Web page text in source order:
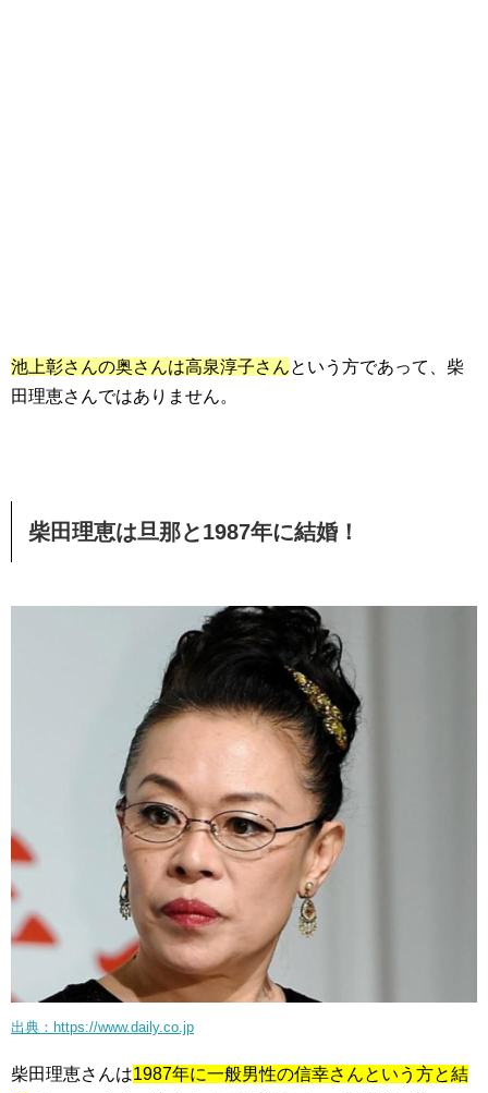
池上彰さんの奥さんは高泉淳子さんという方であって、柴
田理恵さんではありません。
柴田理恵は旦那と1987年に結婚！
出典：https://www.daily.co.jp
柴田理恵さんは1987年に一般男性の信幸さんという方と結